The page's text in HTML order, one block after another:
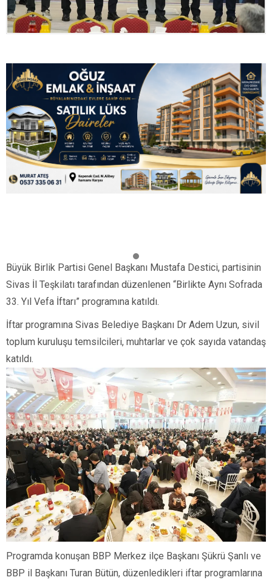
Büyük Birlik Partisi Genel Başkanı Mustafa Destici, partisinin
Sivas İl Teşkilatı tarafından düzenlenen “Birlikte Aynı Sofrada
33. Yıl Vefa İftarı” programına katıldı.
İftar programına Sivas Belediye Başkanı Dr Adem Uzun, sivil
toplum kuruluşu temsilcileri, muhtarlar ve çok sayıda vatandaş
katıldı.
Programda konuşan BBP Merkez ilçe Başkanı Şükrü Şanlı ve
BBP il Başkanı Turan Bütün, düzenledikleri iftar programlarına